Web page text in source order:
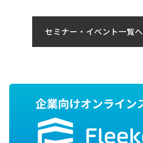
セミナー・イベント一覧へ